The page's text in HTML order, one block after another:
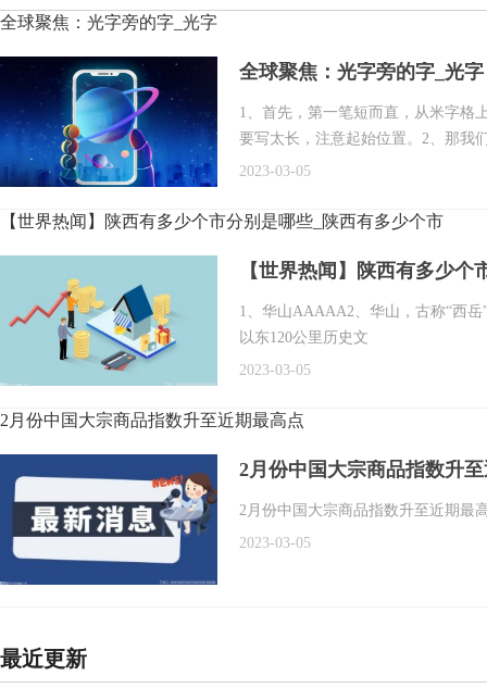
全球聚焦：光字旁的字_光字
全球聚焦：光字旁的字_光字
1、首先，第一笔短而直，从米字格
要写太长，注意起始位置。2、那我
2023-03-05
【世界热闻】陕西有多少个市分别是哪些_陕西有多少个市
【世界热闻】陕西有多少
1、华山AAAAA2、华山，古称“西
以东120公里历史文
2023-03-05
2月份中国大宗商品指数升至近期最高点
2月份中国大宗商品指数升
2月份中国大宗商品指数升至近期最
2023-03-05
最近更新